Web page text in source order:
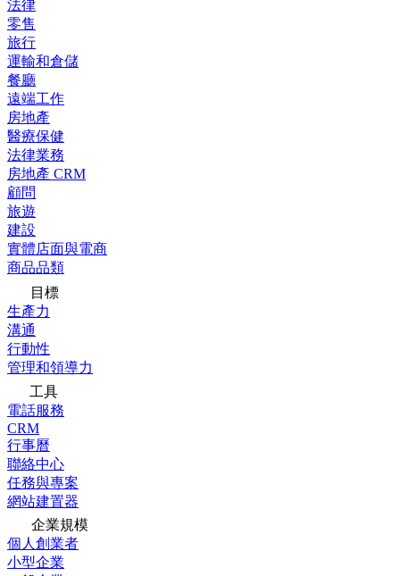
法律
零售
旅行
運輸和倉儲
餐廳
遠端工作
房地產
醫療保健
法律業務
房地產 CRM
顧問
旅遊
建設
實體店面與電商
商品品類
目標
生產力
溝通
行動性
管理和領導力
工具
電話服務
CRM
行事曆
聯絡中心
任務與專案
網站建置器
企業規模
個人創業者
小型企業